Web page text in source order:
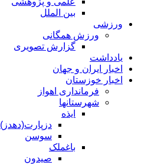
بین الملل
ورزشی
ورزش همگانی
گزارش تصویری
یادداشت
اخبار ایران و جهان
اخبار خوزستان
فرمانداری اهواز
شهرستانها
ایذه
دزپارت(دهدز)
سوسن
باغملک
صیدون